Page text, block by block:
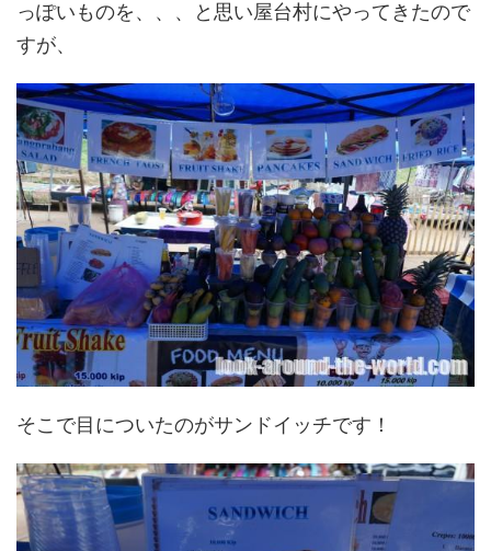
っぽいものを、、、と思い屋台村にやってきたので
すが、
そこで目についたのがサンドイッチです！